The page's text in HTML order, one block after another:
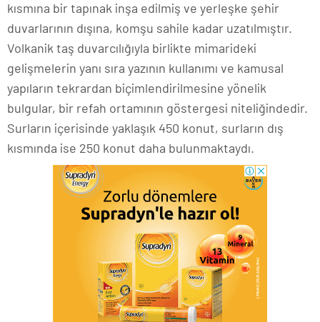
kısmına bir tapınak inşa edilmiş ve yerleşke şehir
duvarlarının dışına, komşu sahile kadar uzatılmıştır.
Volkanik taş duvarcılığıyla birlikte mimarideki
gelişmelerin yanı sıra yazının kullanımı ve kamusal
yapıların tekrardan biçimlendirilmesine yönelik
bulgular, bir refah ortamının göstergesi niteliğindedir.
Surların içerisinde yaklaşık 450 konut, surların dış
kısmında ise 250 konut daha bulunmaktaydı.